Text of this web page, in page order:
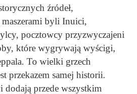
źródeł,
maszerami byli Inuici,
pocztowcy przyzwyczajeni
które wygrywają wyścigi,
To wielki grzech
przekazem samej historii.
przede wszystkim